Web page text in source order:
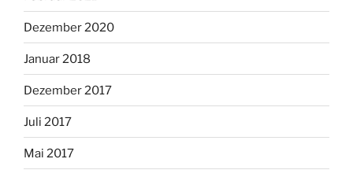
Dezember 2020
Januar 2018
Dezember 2017
Juli 2017
Mai 2017